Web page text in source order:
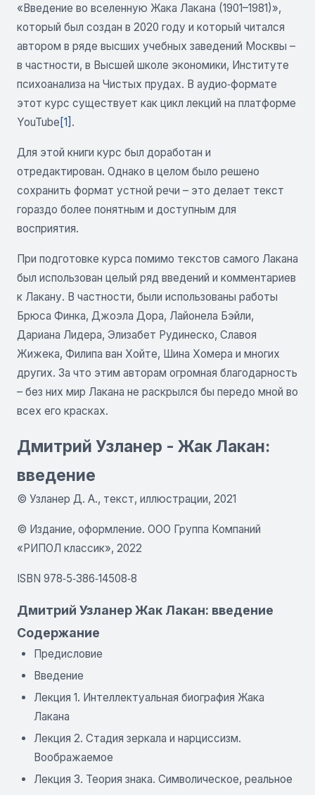
«Введение во вселенную Жака Лакана (1901–1981)»,
который был создан в 2020 году и который читался
автором в ряде высших учебных заведений Москвы –
в частности, в Высшей школе экономики, Институте
психоанализа на Чистых прудах. В аудио‑формате
этот курс существует как цикл лекций на платформе
YouTube [1] .
Для этой книги курс был доработан и
отредактирован. Однако в целом было решено
сохранить формат устной речи – это делает текст
гораздо более понятным и доступным для
восприятия.
При подготовке курса помимо текстов самого Лакана
был использован целый ряд введений и комментариев
к Лакану. В частности, были использованы работы
Брюса Финка, Джоэла Дора, Лайонела Бэйли,
Дариана Лидера, Элизабет Рудинеско, Славоя
Жижека, Филипа ван Хойте, Шина Хомера и многих
других. За что этим авторам огромная благодарность
– без них мир Лакана не раскрылся бы передо мной во
всех его красках.
Дмитрий Узланер - Жак Лакан:
введение
© Узланер Д. А., текст, иллюстрации, 2021
© Издание, оформление. ООО Группа Компаний
«РИПОЛ классик», 2022
ISBN 978‑5‑386‑14508‑8
Дмитрий Узланер Жак Лакан: введение
Содержание
Предисловие
Введение
Лекция 1. Интеллектуальная биография Жака
Лакана
Лекция 2. Стадия зеркала и нарциссизм.
Воображаемое
Лекция 3. Теория знака. Символическое, реальное